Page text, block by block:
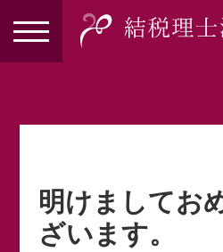
明けましてお
ざいます。